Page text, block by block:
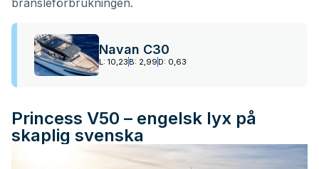
Navan C30
L: 10,23 B: 2,99 D: 0,63
Princess V50 – engelsk lyx på
skaplig svenska